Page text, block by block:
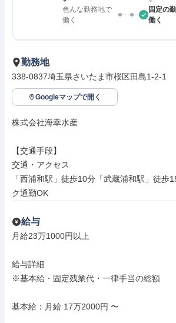
色んな勤務地で
働く
固定の
働く
勤務地
338-0837埼玉県さいたま市桜区田島1-2-1
Googleマップで開く
株式会社海幸水産
【交通手段】
交通・アクセス
「西浦和駅」徒歩10分「武蔵浦和駅」徒歩
ク通勤OK
給与
月給23万1000円以上
給与詳細
※基本給・固定残業代・一律手当の総額
基本給：月給 17万2000円 〜